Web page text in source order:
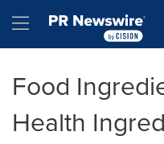
Hamburger menu
Food
Health